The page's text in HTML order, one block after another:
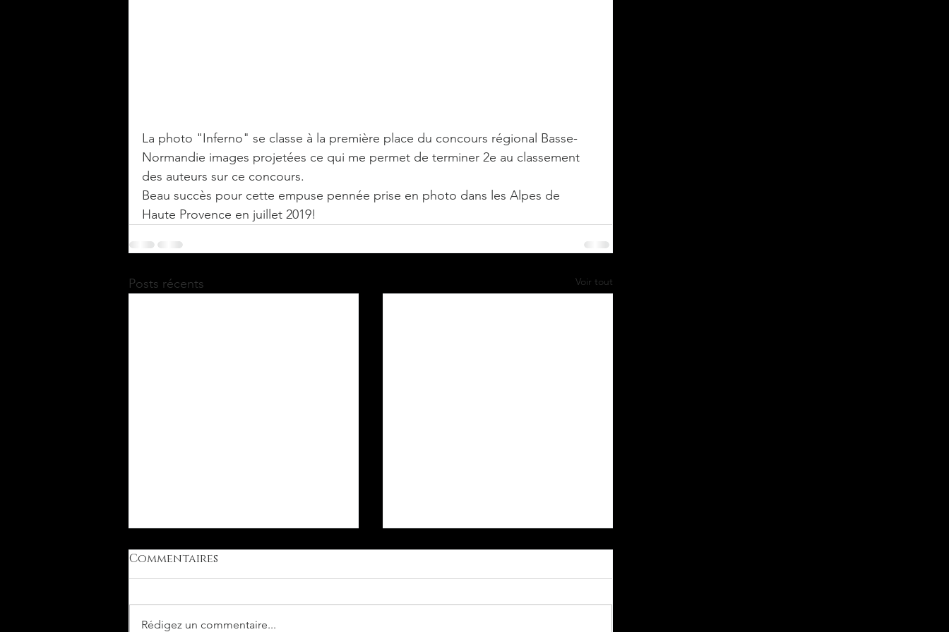
La photo "Inferno" se classe à la première place du concours régional Basse-
Normandie images projetées ce qui me permet de terminer 2e au classement
des auteurs sur ce concours.
Beau succès pour cette empuse pennée prise en photo dans les Alpes de
Haute Provence en juillet 2019!
Posts récents Voir tout
Commentaires
Rédigez un commentaire...